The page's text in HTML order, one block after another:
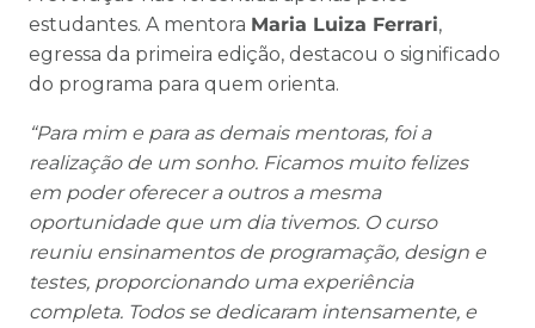
estudantes. A mentora Maria Luiza Ferrari,
egressa da primeira edição, destacou o significado
do programa para quem orienta.
“Para mim e para as demais mentoras, foi a
realização de um sonho. Ficamos muito felizes
em poder oferecer a outros a mesma
oportunidade que um dia tivemos. O curso
reuniu ensinamentos de programação, design e
testes, proporcionando uma experiência
completa. Todos se dedicaram intensamente, e